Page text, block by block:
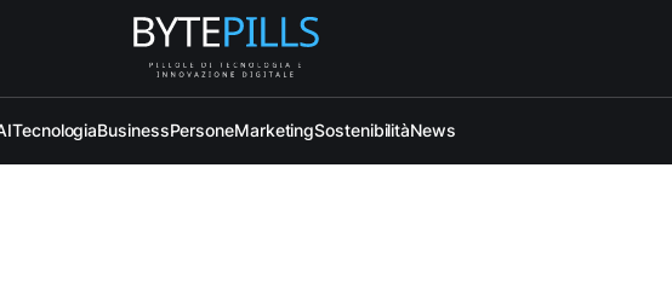
TecnologiaBusinessPersoneMarketingSostenibilitàNews